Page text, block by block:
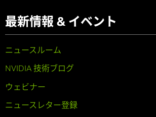
最新情報 & イベント
ニュースルーム
NVIDIA 技術ブログ
ウェビナー
ニュースレター登録